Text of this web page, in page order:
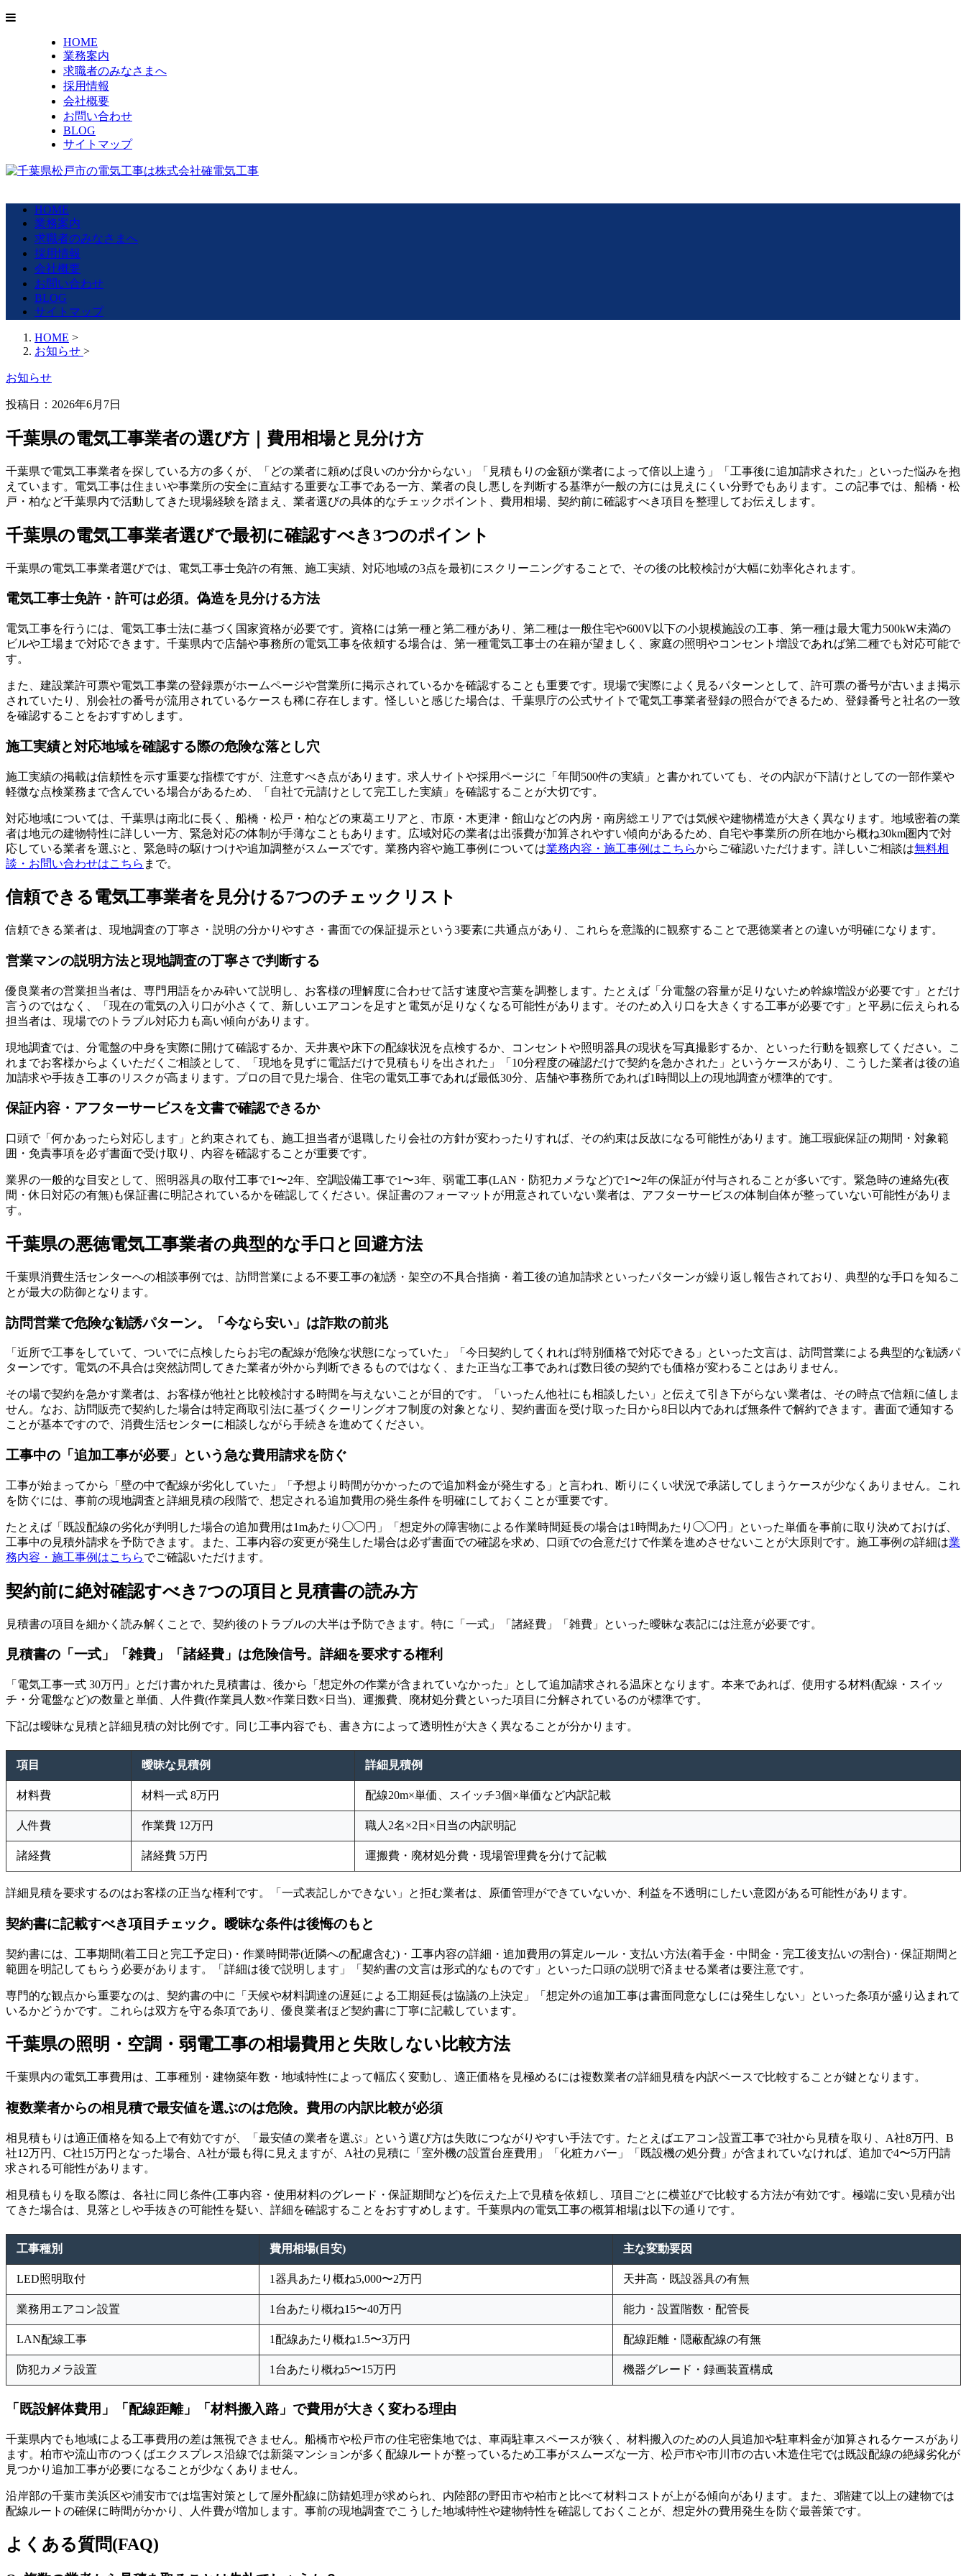
HOME
業務案内
求職者のみなさまへ
採用情報
会社概要
お問い合わせ
BLOG
サイトマップ
HOME
業務案内
求職者のみなさまへ
採用情報
会社概要
お問い合わせ
BLOG
サイトマップ
HOME >
お知らせ >
お知らせ
投稿日：2026年6月7日
千葉県の電気工事業者の選び方｜費用相場と見分け方
千葉県で電気工事業者を探している方の多くが、「どの業者に頼めば良いのか分からない」「見積もりの金額が業者によって倍以上違う」「工事後に追加請求された」といった悩みを抱
えています。電気工事は住まいや事業所の安全に直結する重要な工事である一方、業者の良し悪しを判断する基準が一般の方には見えにくい分野でもあります。この記事では、船橋・松
戸・柏など千葉県内で活動してきた現場経験を踏まえ、業者選びの具体的なチェックポイント、費用相場、契約前に確認すべき項目を整理してお伝えします。
千葉県の電気工事業者選びで最初に確認すべき3つのポイント
千葉県の電気工事業者選びでは、電気工事士免許の有無、施工実績、対応地域の3点を最初にスクリーニングすることで、その後の比較検討が大幅に効率化されます。
電気工事士免許・許可は必須。偽造を見分ける方法
電気工事を行うには、電気工事士法に基づく国家資格が必要です。資格には第一種と第二種があり、第二種は一般住宅や600V以下の小規模施設の工事、第一種は最大電力500kW未満の
ビルや工場まで対応できます。千葉県内で店舗や事務所の電気工事を依頼する場合は、第一種電気工事士の在籍が望ましく、家庭の照明やコンセント増設であれば第二種でも対応可能で
す。
また、建設業許可票や電気工事業の登録票がホームページや営業所に掲示されているかを確認することも重要です。現場で実際によく見るパターンとして、許可票の番号が古いまま掲示
されていたり、別会社の番号が流用されているケースも稀に存在します。怪しいと感じた場合は、千葉県庁の公式サイトで電気工事業者登録の照合ができるため、登録番号と社名の一致
を確認することをおすすめします。
施工実績と対応地域を確認する際の危険な落とし穴
施工実績の掲載は信頼性を示す重要な指標ですが、注意すべき点があります。求人サイトや採用ページに「年間500件の実績」と書かれていても、その内訳が下請けとしての一部作業や
軽微な点検業務まで含んでいる場合があるため、「自社で元請けとして完工した実績」を確認することが大切です。
対応地域については、千葉県は南北に長く、船橋・松戸・柏などの東葛エリアと、市原・木更津・館山などの内房・南房総エリアでは気候や建物構造が大きく異なります。地域密着の業
者は地元の建物特性に詳しい一方、緊急対応の体制が手薄なこともあります。広域対応の業者は出張費が加算されやすい傾向があるため、自宅や事業所の所在地から概ね30km圏内で対
応している業者を選ぶと、緊急時の駆けつけや追加調整がスムーズです。業務内容や施工事例については業務内容・施工事例はこちらからご確認いただけます。詳しいご相談は無料相
談・お問い合わせはこちら まで。
信頼できる電気工事業者を見分ける7つのチェックリスト
信頼できる業者は、現地調査の丁寧さ・説明の分かりやすさ・書面での保証提示という3要素に共通点があり、これらを意識的に観察することで悪徳業者との違いが明確になります。
営業マンの説明方法と現地調査の丁寧さで判断する
優良業者の営業担当者は、専門用語をかみ砕いて説明し、お客様の理解度に合わせて話す速度や言葉を調整します。たとえば「分電盤の容量が足りないため幹線増設が必要です」とだけ
言うのではなく、「現在の電気の入り口が小さくて、新しいエアコンを足すと電気が足りなくなる可能性があります。そのため入り口を大きくする工事が必要です」と平易に伝えられる
担当者は、現場でのトラブル対応力も高い傾向があります。
現地調査では、分電盤の中身を実際に開けて確認するか、天井裏や床下の配線状況を点検するか、コンセントや照明器具の現状を写真撮影するか、といった行動を観察してください。こ
れまでお客様からよくいただくご相談として、「現地を見ずに電話だけで見積もりを出された」「10分程度の確認だけで契約を急かされた」というケースがあり、こうした業者は後の追
加請求や手抜き工事のリスクが高まります。プロの目で見た場合、住宅の電気工事であれば最低30分、店舗や事務所であれば1時間以上の現地調査が標準的です。
保証内容・アフターサービスを文書で確認できるか
口頭で「何かあったら対応します」と約束されても、施工担当者が退職したり会社の方針が変わったりすれば、その約束は反故になる可能性があります。施工瑕疵保証の期間・対象範
囲・免責事項を必ず書面で受け取り、内容を確認することが重要です。
業界の一般的な目安として、照明器具の取付工事で1〜2年、空調設備工事で1〜3年、弱電工事(LAN・防犯カメラなど)で1〜2年の保証が付与されることが多いです。緊急時の連絡先(夜
間・休日対応の有無)も保証書に明記されているかを確認してください。保証書のフォーマットが用意されていない業者は、アフターサービスの体制自体が整っていない可能性がありま
す。
千葉県の悪徳電気工事業者の典型的な手口と回避方法
千葉県消費生活センターへの相談事例では、訪問営業による不要工事の勧誘・架空の不具合指摘・着工後の追加請求といったパターンが繰り返し報告されており、典型的な手口を知るこ
とが最大の防御となります。
訪問営業で危険な勧誘パターン。「今なら安い」は詐欺の前兆
「近所で工事をしていて、ついでに点検したらお宅の配線が危険な状態になっていた」「今日契約してくれれば特別価格で対応できる」といった文言は、訪問営業による典型的な勧誘パ
ターンです。電気の不具合は突然訪問してきた業者が外から判断できるものではなく、また正当な工事であれば数日後の契約でも価格が変わることはありません。
その場で契約を急かす業者は、お客様が他社と比較検討する時間を与えないことが目的です。「いったん他社にも相談したい」と伝えて引き下がらない業者は、その時点で信頼に値しま
せん。なお、訪問販売で契約した場合は特定商取引法に基づくクーリングオフ制度の対象となり、契約書面を受け取った日から8日以内であれば無条件で解約できます。書面で通知する
ことが基本ですので、消費生活センターに相談しながら手続きを進めてください。
工事中の「追加工事が必要」という急な費用請求を防ぐ
工事が始まってから「壁の中で配線が劣化していた」「予想より時間がかかったので追加料金が発生する」と言われ、断りにくい状況で承諾してしまうケースが少なくありません。これ
を防ぐには、事前の現地調査と詳細見積の段階で、想定される追加費用の発生条件を明確にしておくことが重要です。
たとえば「既設配線の劣化が判明した場合の追加費用は1mあたり◯◯円」「想定外の障害物による作業時間延長の場合は1時間あたり◯◯円」といった単価を事前に取り決めておけば、
工事中の見積外請求を予防できます。また、工事内容の変更が発生した場合は必ず書面での確認を求め、口頭での合意だけで作業を進めさせないことが大原則です。施工事例の詳細は業
務内容・施工事例はこちらでご確認いただけます。
契約前に絶対確認すべき7つの項目と見積書の読み方
見積書の項目を細かく読み解くことで、契約後のトラブルの大半は予防できます。特に「一式」「諸経費」「雑費」といった曖昧な表記には注意が必要です。
見積書の「一式」「雑費」「諸経費」は危険信号。詳細を要求する権利
「電気工事一式 30万円」とだけ書かれた見積書は、後から「想定外の作業が含まれていなかった」として追加請求される温床となります。本来であれば、使用する材料(配線・スイッ
チ・分電盤など)の数量と単価、人件費(作業員人数×作業日数×日当)、運搬費、廃材処分費といった項目に分解されているのが標準です。
下記は曖昧な見積と詳細見積の対比例です。同じ工事内容でも、書き方によって透明性が大きく異なることが分かります。
項目 曖昧な見積例 詳細見積例
材料費 材料一式 8万円 配線20m×単価、スイッチ3個×単価など内訳記載
人件費 作業費 12万円 職人2名×2日×日当の内訳明記
諸経費 諸経費 5万円 運搬費・廃材処分費・現場管理費を分けて記載
詳細見積を要求するのはお客様の正当な権利です。「一式表記しかできない」と拒む業者は、原価管理ができていないか、利益を不透明にしたい意図がある可能性があります。
契約書に記載すべき項目チェック。曖昧な条件は後悔のもと
契約書には、工事期間(着工日と完工予定日)・作業時間帯(近隣への配慮含む)・工事内容の詳細・追加費用の算定ルール・支払い方法(着手金・中間金・完工後支払いの割合)・保証期間と
範囲を明記してもらう必要があります。「詳細は後で説明します」「契約書の文言は形式的なものです」といった口頭の説明で済ませる業者は要注意です。
専門的な観点から重要なのは、契約書の中に「天候や材料調達の遅延による工期延長は協議の上決定」「想定外の追加工事は書面同意なしには発生しない」といった条項が盛り込まれて
いるかどうかです。これらは双方を守る条項であり、優良業者ほど契約書に丁寧に記載しています。
千葉県の照明・空調・弱電工事の相場費用と失敗しない比較方法
千葉県内の電気工事費用は、工事種別・建物築年数・地域特性によって幅広く変動し、適正価格を見極めるには複数業者の詳細見積を内訳ベースで比較することが鍵となります。
複数業者からの相見積で最安値を選ぶのは危険。費用の内訳比較が必須
相見積もりは適正価格を知る上で有効ですが、「最安値の業者を選ぶ」という選び方は失敗につながりやすい手法です。たとえばエアコン設置工事で3社から見積を取り、A社8万円、B
社12万円、C社15万円となった場合、A社が最も得に見えますが、A社の見積に「室外機の設置台座費用」「化粧カバー」「既設機の処分費」が含まれていなければ、追加で4〜5万円請
求される可能性があります。
相見積もりを取る際は、各社に同じ条件(工事内容・使用材料のグレード・保証期間など)を伝えた上で見積を依頼し、項目ごとに横並びで比較する方法が有効です。極端に安い見積が出
てきた場合は、見落としや手抜きの可能性を疑い、詳細を確認することをおすすめします。千葉県内の電気工事の概算相場は以下の通りです。
工事種別 費用相場(目安) 主な変動要因
LED照明取付 1器具あたり概ね5,000〜2万円 天井高・既設器具の有無
業務用エアコン設置 1台あたり概ね15〜40万円 能力・設置階数・配管長
LAN配線工事 1配線あたり概ね1.5〜3万円 配線距離・隠蔽配線の有無
防犯カメラ設置 1台あたり概ね5〜15万円 機器グレード・録画装置構成
「既設解体費用」「配線距離」「材料搬入路」で費用が大きく変わる理由
千葉県内でも地域による工事費用の差は無視できません。船橋市や松戸市の住宅密集地では、車両駐車スペースが狭く、材料搬入のための人員追加や駐車料金が加算されるケースがあり
ます。柏市や流山市のつくばエクスプレス沿線では新築マンションが多く配線ルートが整っているため工事がスムーズな一方、松戸市や市川市の古い木造住宅では既設配線の絶縁劣化が
見つかり追加工事が必要になることが少なくありません。
沿岸部の千葉市美浜区や浦安市では塩害対策として屋外配線に防錆処理が求められ、内陸部の野田市や柏市と比べて材料コストが上がる傾向があります。また、3階建て以上の建物では
配線ルートの確保に時間がかかり、人件費が増加します。事前の現地調査でこうした地域特性や建物特性を確認しておくことが、想定外の費用発生を防ぐ最善策です。
よくある質問(FAQ)